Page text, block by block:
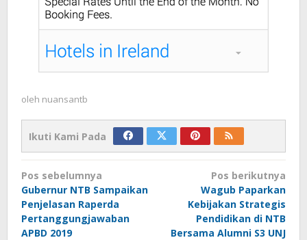
oleh nuansantb
Ikuti Kami Pada
Navigasi
pos
Pos sebelumnya
Gubernur NTB Sampaikan
Penjelasan Raperda
Pertanggungjawaban
APBD 2019
Pos berikutnya
Wagub Paparkan
Kebijakan Strategis
Pendidikan di NTB
Bersama Alumni S3 UNJ